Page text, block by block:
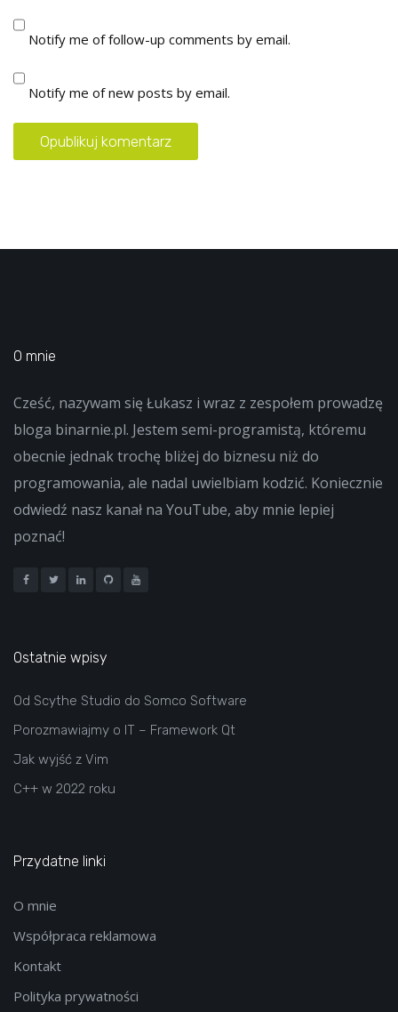
Notify me of follow-up comments by email.
Notify me of new posts by email.
O mnie
Cześć, nazywam się Łukasz i wraz z zespołem prowadzę
bloga binarnie.pl. Jestem semi-programistą, któremu
obecnie jednak trochę bliżej do biznesu niż do
programowania, ale nadal uwielbiam kodzić. Koniecznie
odwiedź nasz kanał na YouTube, aby mnie lepiej
poznać!
Ostatnie wpisy
Od Scythe Studio do Somco Software
Porozmawiajmy o IT – Framework Qt
Jak wyjść z Vim
C++ w 2022 roku
Przydatne linki
O mnie
Współpraca reklamowa
Kontakt
Polityka prywatności